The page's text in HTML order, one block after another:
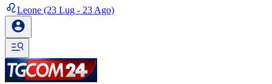
Leone (23 Lug - 23 Ago)